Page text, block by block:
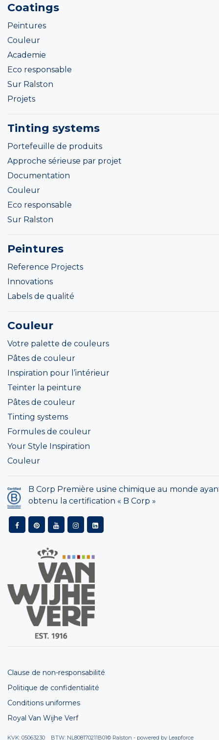
Coatings
Peintures
Couleur
Academie
Eco responsable
Sur Ralston
Projets
Tinting systems
Portefeuille de produits
Approche sérieuse par projet
Documentation
Couleur
Eco responsable
Sur Ralston
Peintures
Reference Projects
Innovations
Labels de qualité
Couleur
Votre palette de couleurs
Pâtes de couleur
Inspiration pour l’intérieur
Teinter la peinture
Pâtes de couleur
Tinting systems
Formules de couleur
Your Style Inspiration
Couleur
B Corp Première usine chimique au monde
obtenu la certification « B Corp »
Clause de non-responsabilité
Politique de confidentialité
Conditions uniformes
Royal Van Wijhe Verf
KVK: 05063230 BTW: NL808170211B01© Ralston - powered by Leapforce